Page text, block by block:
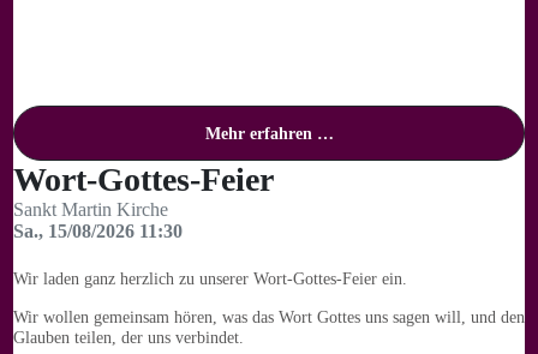
Mehr erfahren …
Wort-Gottes-Feier
Sankt Martin Kirche
Sa., 15/08/2026 11:30
Wir laden ganz herzlich zu unserer Wort-Gottes-Feier ein.
Wir wollen gemeinsam hören, was das Wort Gottes uns sagen will, und den
Glauben teilen, der uns verbindet.